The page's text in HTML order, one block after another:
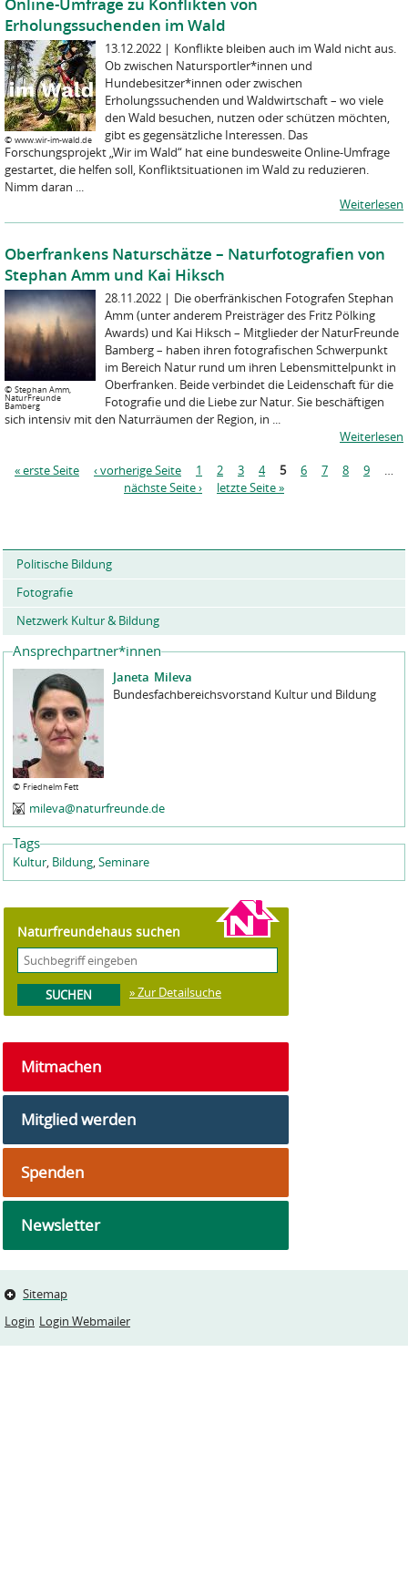
Erholungssuchenden im Wald
© www.wir-im-wald.de
13.12.2022 | Konflikte bleiben auch im Wald nicht aus.
Ob zwischen Natursportler*innen und
Hundebesitzer*innen oder zwischen
Erholungssuchenden und Waldwirtschaft – wo viele
den Wald besuchen, nutzen oder schützen möchten,
gibt es gegensätzliche Interessen. Das
Forschungsprojekt „Wir im Wald“ hat eine bundesweite Online-Umfrage
gestartet, die helfen soll, Konfliktsituationen im Wald zu reduzieren.
Nimm daran ...
Weiterlesen
Oberfrankens Naturschätze – Naturfotografien von
Stephan Amm und Kai Hiksch
© Stephan Amm,
NaturFreunde
Bamberg
28.11.2022 | Die oberfränkischen Fotografen Stephan
Amm (unter anderem Preisträger des Fritz Pölking
Awards) und Kai Hiksch – Mitglieder der NaturFreunde
Bamberg – haben ihren fotografischen Schwerpunkt
im Bereich Natur rund um ihren Lebensmittelpunkt in
Oberfranken. Beide verbindet die Leidenschaft für die
Fotografie und die Liebe zur Natur. Sie beschäftigen
sich intensiv mit den Naturräumen der Region, in ...
Weiterlesen
« erste Seite ‹ vorherige Seite 1 2 3 4 5 6 7 8 9
…
nächste Seite ›
letzte Seite »
Politische Bildung
Fotografie
Netzwerk Kultur & Bildung
Ansprechpartner*innen
© Friedhelm Fett
Janeta Mileva
Bundesfachbereichsvorstand Kultur und Bildung
mileva@naturfreunde.de
Tags
Kultur, Bildung,Seminare
Naturfreundehaus suchen
» Zur Detailsuche
Mitmachen
Mitglied werden
Spenden
Newsletter
Sitemap
Login Login Webmailer